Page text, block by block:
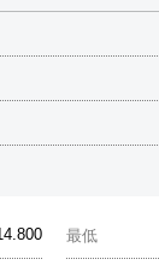
最低